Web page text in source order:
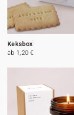
Keksbox
ab 1,20 €